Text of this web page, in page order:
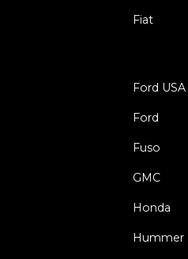
Fiat
Ford USA
Ford
Fuso
GMC
Honda
Hummer